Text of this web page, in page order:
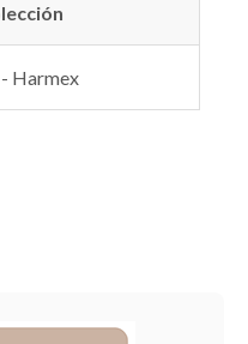
- Harmex